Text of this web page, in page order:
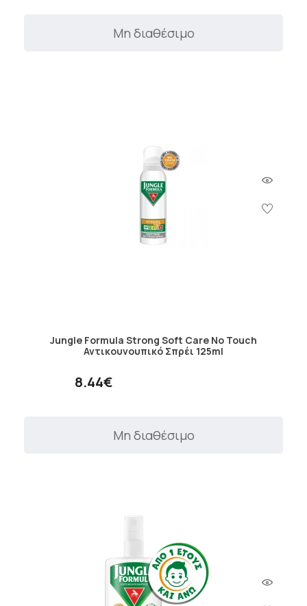
Μη διαθέσιμο
Jungle Formula Strong Soft Care No Touch
Αντικουνουπικό Σπρέι 125ml
8.44€
Μη διαθέσιμο